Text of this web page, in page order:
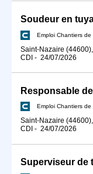
Soudeur en
Emploi Chantiers de
Saint-Nazaire
CDI - 24/07/2026
Responsable
Emploi Chantiers de
Saint-Nazaire
CDI - 24/07/2026